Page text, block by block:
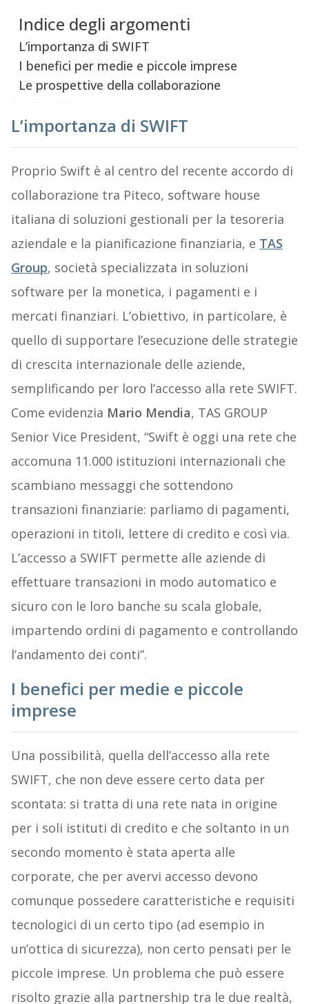
Indice degli argomenti
L’importanza di SWIFT
I benefici per medie e piccole imprese
Le prospettive della collaborazione
L’importanza di SWIFT
Proprio Swift è al centro del recente accordo di
collaborazione tra Piteco, software house
italiana di soluzioni gestionali per la tesoreria
aziendale e la pianificazione finanziaria, e TAS
Group, società specializzata in soluzioni
software per la monetica, i pagamenti e i
mercati finanziari. L’obiettivo, in particolare, è
quello di supportare l’esecuzione delle strategie
di crescita internazionale delle aziende,
semplificando per loro l’accesso alla rete SWIFT.
Come evidenzia Mario Mendia, TAS GROUP
Senior Vice President, “Swift è oggi una rete che
accomuna 11.000 istituzioni internazionali che
scambiano messaggi che sottendono
transazioni finanziarie: parliamo di pagamenti,
operazioni in titoli, lettere di credito e così via.
L’accesso a SWIFT permette alle aziende di
effettuare transazioni in modo automatico e
sicuro con le loro banche su scala globale,
impartendo ordini di pagamento e controllando
l’andamento dei conti”.
I benefici per medie e piccole
imprese
Una possibilità, quella dell’accesso alla rete
SWIFT, che non deve essere certo data per
scontata: si tratta di una rete nata in origine
per i soli istituti di credito e che soltanto in un
secondo momento è stata aperta alle
corporate, che per avervi accesso devono
comunque possedere caratteristiche e requisiti
tecnologici di un certo tipo (ad esempio in
un’ottica di sicurezza), non certo pensati per le
piccole imprese. Un problema che può essere
risolto grazie alla partnership tra le due realtà,